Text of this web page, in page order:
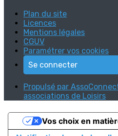
Plan du site
Licences
Mentions légales
CGUV
Paramétrer vos cookies
Se connecter
Propulsé par
associations de Loisirs
Vos choix en